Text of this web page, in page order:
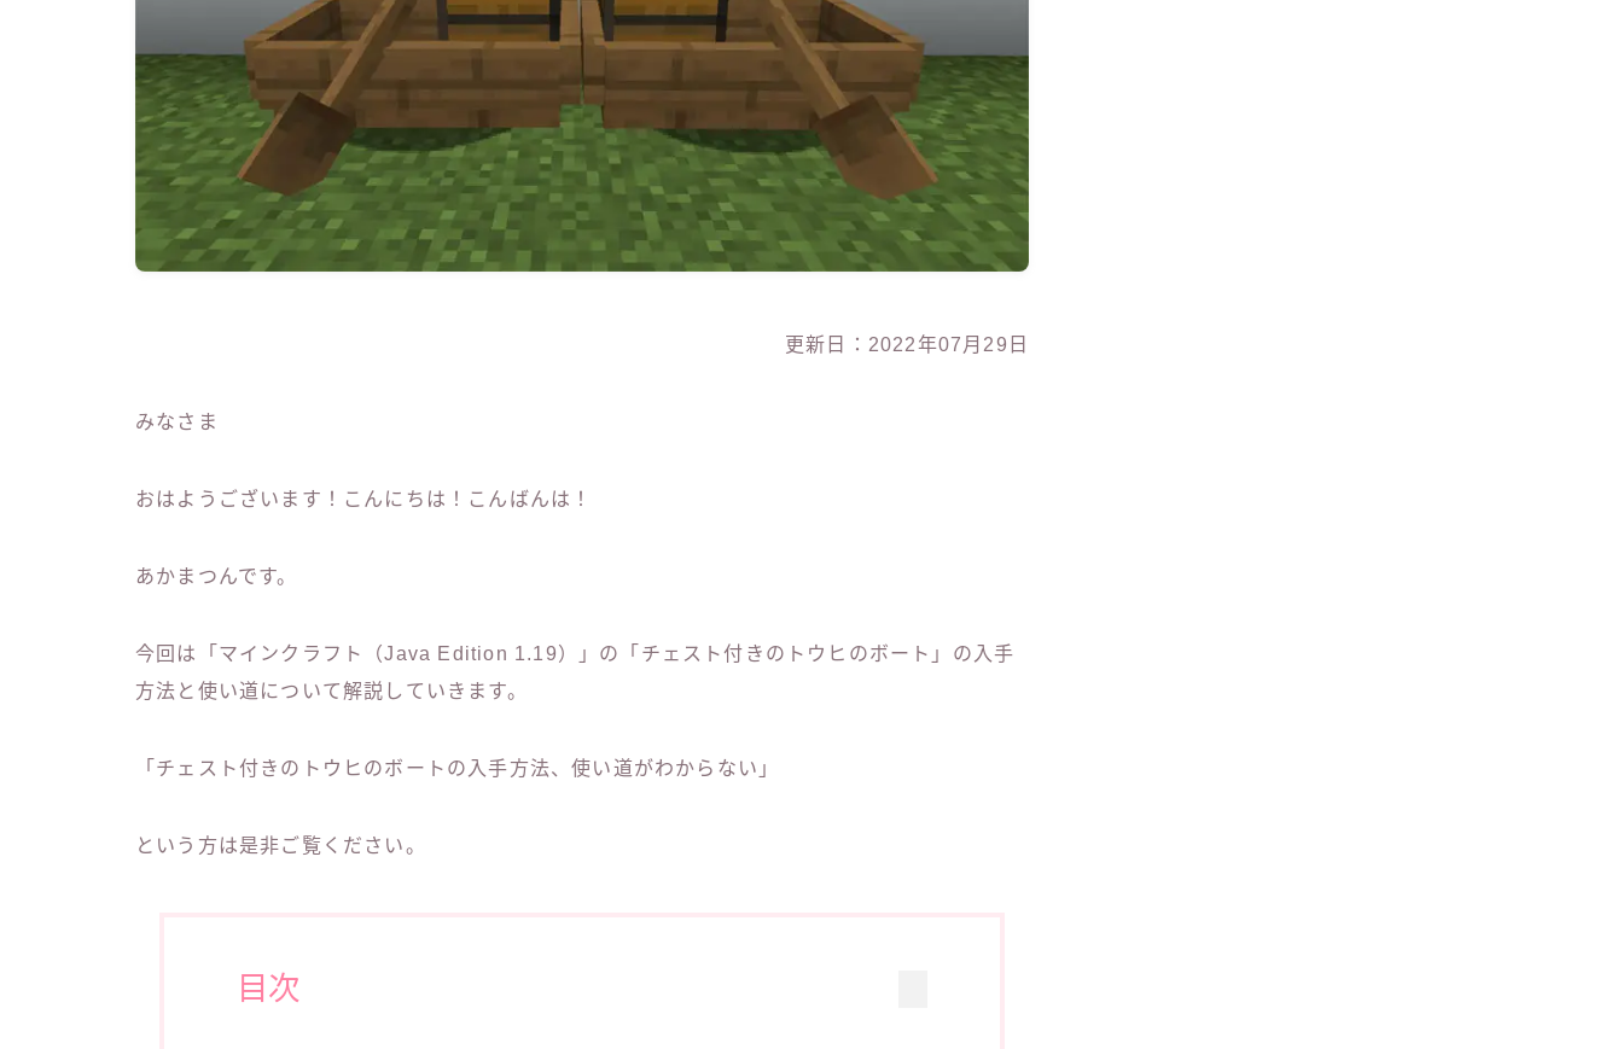
更新日：2022年07月29日
みなさま
おはようございます！こんにちは！こんばんは！
あかまつんです。
今回は「マインクラフト（Java Edition 1.19）」の「チェスト付きのトウヒのボート」の入手
方法と使い道について解説していきます。
「チェスト付きのトウヒのボートの入手方法、使い道がわからない」
という方は是非ご覧ください。
目次